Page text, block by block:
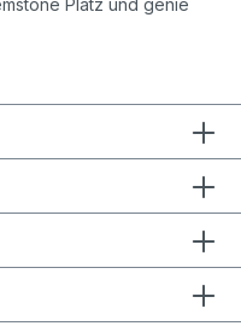
Platz und genie